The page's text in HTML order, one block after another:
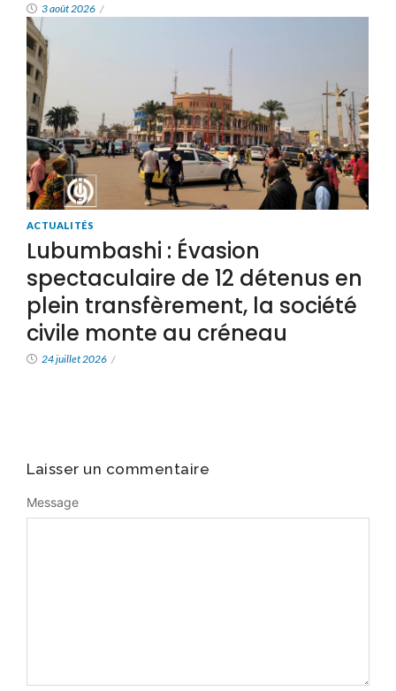
3 août 2026 /
ACTUALITÉS
Lubumbashi : Évasion
spectaculaire de 12 détenus en
plein transfèrement, la société
civile monte au créneau
24 juillet 2026 /
Laisser un commentaire
Message